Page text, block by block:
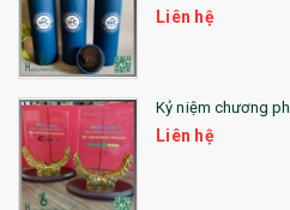
Liên hệ
Kỷ niệm chương
Liên hệ